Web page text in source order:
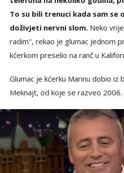
To su bili trenuci kada sam se
doživjeti nervni slom. Neko
radim", rekao je glumac jednom
kćerkom preselio na ranč u
Glumac je kćerku Marinu dobio iz
Meknajt, od koje se razveo 2006.